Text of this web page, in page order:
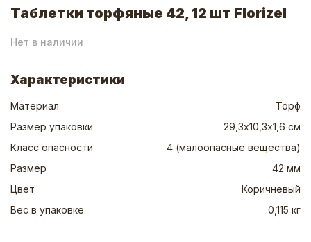
Таблетки торфяные 42, 12 шт Florizel
Нет в наличии
Характеристики
Материал
Торф
Размер упаковки
29,3х10,3х1,6 см
Класс опасности
4 (малоопасные вещества)
Размер
42 мм
Цвет
Коричневый
Вес в упаковке
0,115 кг